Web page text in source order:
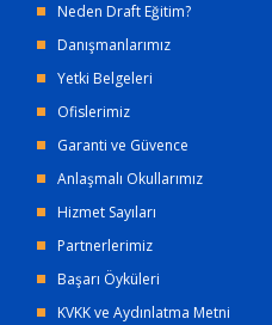
Neden Draft Eğitim?
Danışmanlarımız
Yetki Belgeleri
Ofislerimiz
Garanti ve Güvence
Anlaşmalı Okullarımız
Hizmet Sayıları
Partnerlerimiz
Başarı Öyküleri
KVKK ve Aydınlatma Metni